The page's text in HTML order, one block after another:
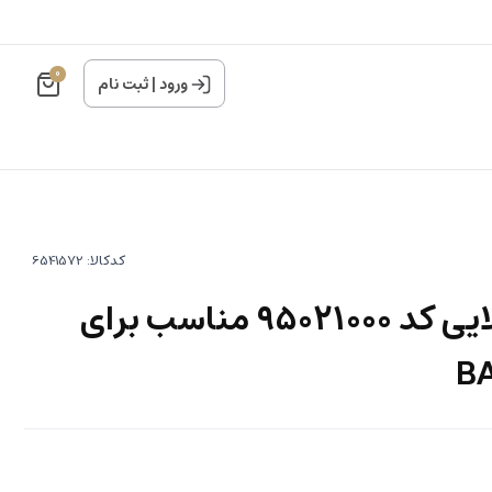
ورود|ثبت نام 0
کدکالا:
قاب تسمه تایم بالایی کد 95021000 مناسب برای